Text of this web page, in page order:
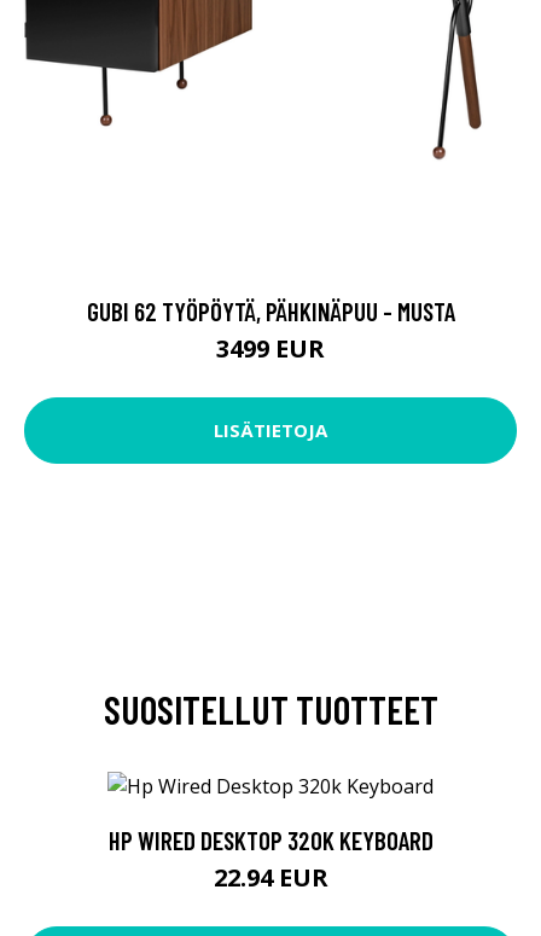
GUBI 62 TYÖPÖYTÄ, PÄHKINÄPUU - MUSTA
3499 EUR
LISÄTIETOJA
SUOSITELLUT TUOTTEET
HP WIRED DESKTOP 320K KEYBOARD
22.94 EUR